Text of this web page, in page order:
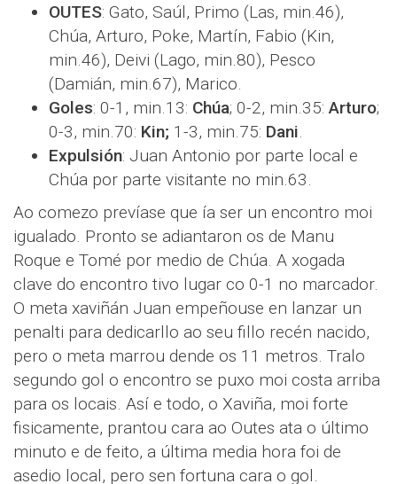
OUTES: Gato, Saúl, Primo (Las, min.46),
Chúa, Arturo, Poke, Martín, Fabio (Kin,
min.46), Deivi (Lago, min.80), Pesco
(Damián, min.67), Marico.
Goles: 0-1, min.13: Chúa; 0-2, min.35:Arturo;
0-3, min.70: Kin; 1-3, min.75: Dani.
Expulsión: Juan Antonio por parte local e
Chúa por parte visitante no min.63.
Ao comezo prevíase que ía ser un encontro moi
igualado. Pronto se adiantaron os de Manu
Roque e Tomé por medio de Chúa. A xogada
clave do encontro tivo lugar co 0-1 no marcador.
O meta xaviñán Juan empeñouse en lanzar un
penalti para dedicarllo ao seu fillo recén nacido,
pero o meta marrou dende os 11 metros. Tralo
segundo gol o encontro se puxo moi costa arriba
para os locais. Así e todo, o Xaviña, moi forte
fisicamente, prantou cara ao Outes ata o último
minuto e de feito, a última media hora foi de
asedio local, pero sen fortuna cara o gol.